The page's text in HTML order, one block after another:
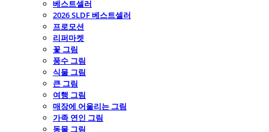
베스트셀러
2026 SLDF 베스트셀러
프로모션
리퍼마켓
꽃 그림
풍수 그림
식물 그림
큰 그림
여행 그림
매장에 어울리는 그림
가족 연인 그림
동물 그림